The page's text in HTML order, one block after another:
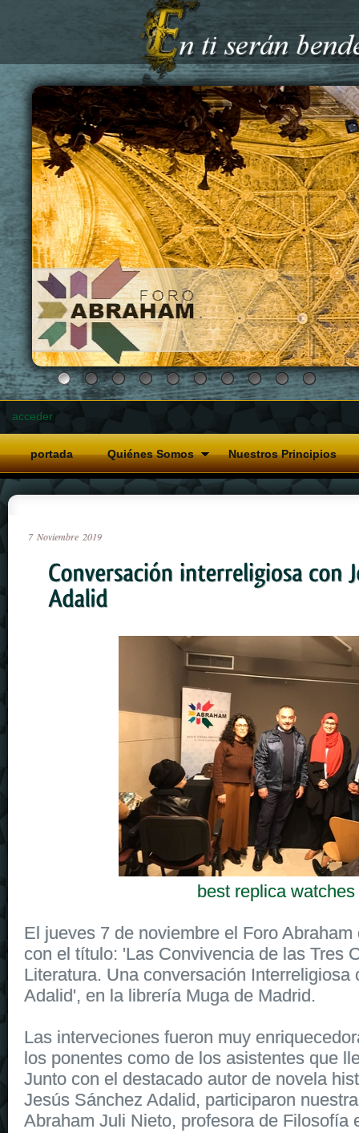
acceder
portada Quiénes Somos Nuestros Principios
7 Noviembre 2019
best replica watches
El jueves 7 de noviembre el Foro
con el título: 'Las Convivencia de las Tres
Literatura. Una conversación Interreligiosa
Adalid', en la librería Muga de Madrid.
Las interveciones fueron muy
los ponentes como de los asistentes que
Junto con el destacado autor de novela
Jesús Sánchez Adalid, participaron
Abraham Juli Nieto, profesora de Filosofía